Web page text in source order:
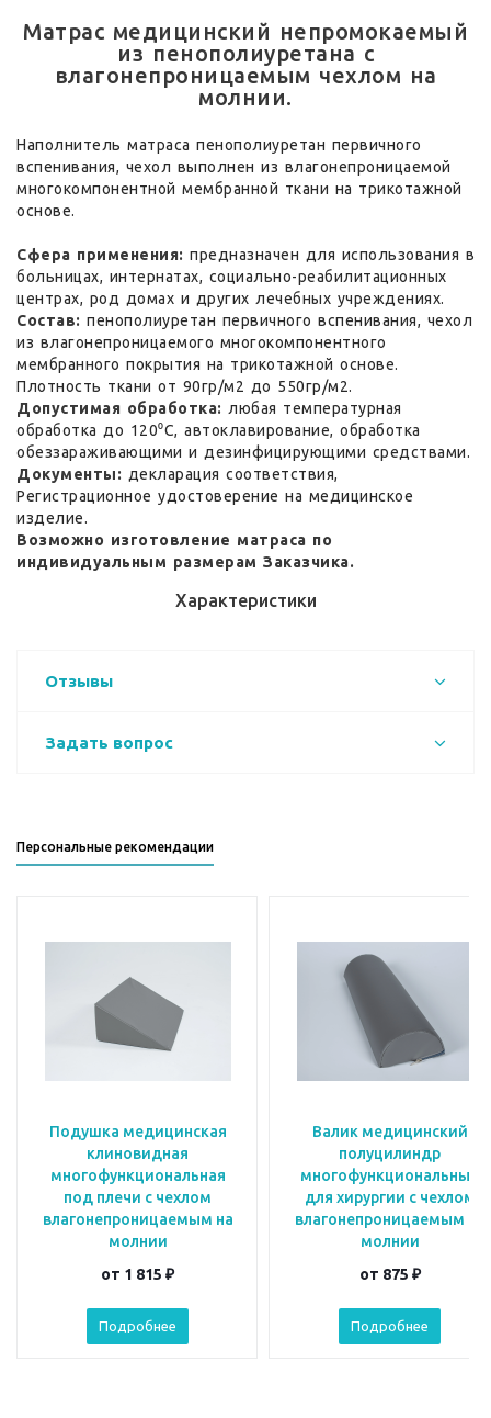
Матрас медицинский непромокаемый
из пенополиуретана с
влагонепроницаемым чехлом на
молнии.
Наполнитель матраса пенополиуретан первичного
вспенивания, чехол выполнен из влагонепроницаемой
многокомпонентной мембранной ткани на трикотажной
основе.
Сфера применения: предназначен для использования в
больницах, интернатах, социально-реабилитационных
центрах, род домах и других лечебных учреждениях.
Состав: пенополиуретан первичного вспенивания, чехол
из влагонепроницаемого многокомпонентного
мембранного покрытия на трикотажной основе.
Плотность ткани от 90гр/м2 до 550гр/м2.
Допустимая обработка: любая температурная
обработка до 120⁰С, автоклавирование, обработка
обеззараживающими и дезинфицирующими средствами.
Документы: декларация соответствия,
Регистрационное удостоверение на медицинское
изделие.
Возможно изготовление матраса по
индивидуальным размерам Заказчика.
Характеристики
Отзывы
Задать вопрос
Персональные рекомендации
Подушка медицинская
клиновидная
многофункциональная
под плечи с чехлом
влагонепроницаемым на
молнии
от 1 815 ₽
Подробнее
Валик медицинский
полуцилиндр
многофункциональный
для хирургии с чехлом
влагонепроницаемым на
молнии
от 875 ₽
Подробнее